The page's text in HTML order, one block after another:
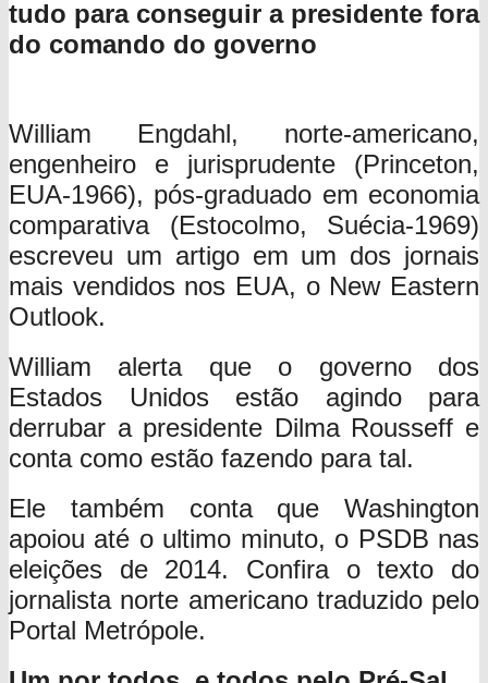
tudo para conseguir a presidente fora
do comando do governo
William Engdahl, norte-americano,
engenheiro e jurisprudente (Princeton,
EUA-1966), pós-graduado em economia
comparativa (Estocolmo, Suécia-1969)
escreveu um artigo em um dos jornais
mais vendidos nos EUA, o New Eastern
Outlook.
William alerta que o governo dos
Estados Unidos estão agindo para
derrubar a presidente Dilma Rousseff e
conta como estão fazendo para tal.
Ele também conta que Washington
apoiou até o ultimo minuto, o PSDB nas
eleições de 2014. Confira o texto do
jornalista norte americano traduzido pelo
Portal Metrópole.